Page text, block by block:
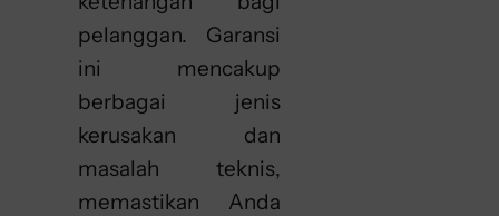
pelanggan. Garansi
ini mencakup
berbagai jenis
kerusakan dan
masalah teknis,
memastikan Anda